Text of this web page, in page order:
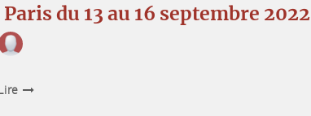
du 13 au 16 septembre 2022